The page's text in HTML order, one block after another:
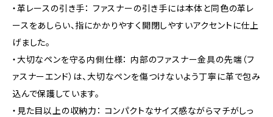
・革レースの引き手： ファスナーの引き手には本体と同色の革レ
ースをあしらい、指にかかりやすく開閉しやすいアクセントに仕上
げました。
・大切なペンを守る内側仕様： 内部のファスナー金具の先端（フ
ァスナーエンド）は、大切なペンを傷つけないよう丁寧に革で包み
込んで保護しています。
・見た目以上の収納力： コンパクトなサイズ感ながらマチがしっ